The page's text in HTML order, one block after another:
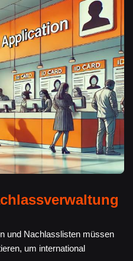
und Nachlasslisten müssen
um international